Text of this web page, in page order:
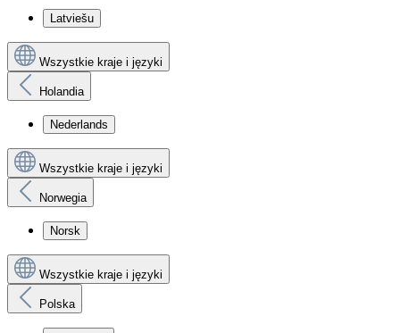
Latviešu
Wszystkie kraje i języki
Holandia
Nederlands
Wszystkie kraje i języki
Norwegia
Norsk
Wszystkie kraje i języki
Polska